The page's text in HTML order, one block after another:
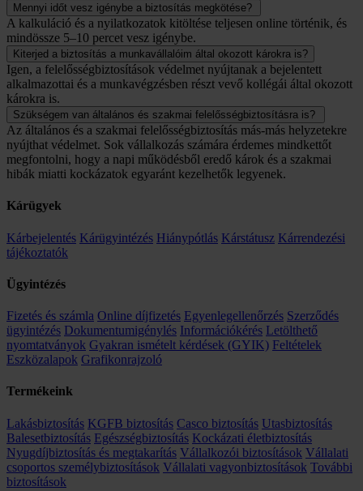
Mennyi időt vesz igénybe a biztosítás megkötése?
A kalkuláció és a nyilatkozatok kitöltése teljesen online történik, és
mindössze 5–10 percet vesz igénybe.
Kiterjed a biztosítás a munkavállalóim által okozott károkra is?
Igen, a felelősségbiztosítások védelmet nyújtanak a bejelentett
alkalmazottai és a munkavégzésben részt vevő kollégái által okozott
károkra is.
Szükségem van általános és szakmai felelősségbiztosításra is?
Az általános és a szakmai felelősségbiztosítás más-más helyzetekre
nyújthat védelmet. Sok vállalkozás számára érdemes mindkettőt
megfontolni, hogy a napi működésből eredő károk és a szakmai
hibák miatti kockázatok egyaránt kezelhetők legyenek.
Kárügyek
Kárbejelentés Kárügyintézés Hiánypótlás Kárstátusz Kárrendezési
tájékoztatók
Ügyintézés
Fizetés és számla Online díjfizetés Egyenlegellenőrzés Szerződés
ügyintézés Dokumentumigénylés Információkérés Letölthető
nyomtatványok Gyakran ismételt kérdések (GYIK) Feltételek
Eszközalapok Grafikonrajzoló
Termékeink
Lakásbiztosítás KGFB biztosítás Casco biztosítás Utasbiztosítás
Balesetbiztosítás Egészségbiztosítás Kockázati életbiztosítás
Nyugdíjbiztosítás és megtakarítás Vállalkozói biztosítások Vállalati
csoportos személybiztosítások Vállalati vagyonbiztosítások További
biztosítások